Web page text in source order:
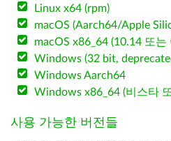
Linux x64 (rpm)
macOS (Aarch64/Apple
macOS x86_64 (10.14 또
Windows (32 bit,
Windows Aarch64
Windows x86_64 (비스타
사용 가능한 버전들